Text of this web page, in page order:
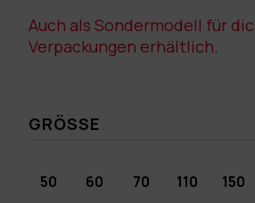
Auch als Sondermodell für
Verpackungen erhältlich.
GRÖSSE
50 60 70 110 150